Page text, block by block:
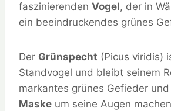
faszinierenden Vogel, der in
ein beeindruckendes grünes
Der Grünspecht (Picus viridis)
Standvogel und bleibt seinem
markantes grünes Gefieder
Maske um seine Augen